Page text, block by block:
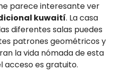
parece interesante ver
kuwaití. La casa
diferentes salas puedes
patrones geométricos y
la vida nómada de esta
acceso es gratuito.